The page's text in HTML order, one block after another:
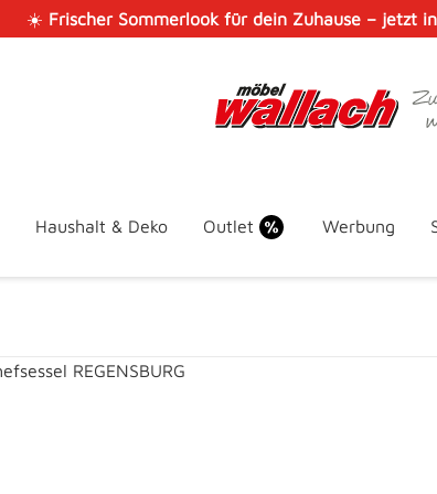
☀️ Frischer Sommerlook für dein Zuhause – jetzt
Haushalt & Deko Outlet Werbung